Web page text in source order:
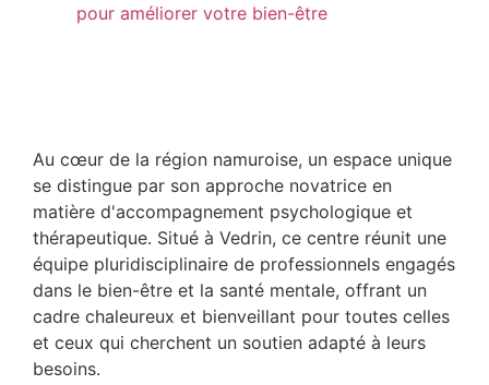
Au cœur de la région namuroise, un espace unique
se distingue par son approche novatrice en
matière d'accompagnement psychologique et
thérapeutique. Situé à Vedrin, ce centre réunit une
équipe pluridisciplinaire de professionnels engagés
dans le bien-être et la santé mentale, offrant un
cadre chaleureux et bienveillant pour toutes celles
et ceux qui cherchent un soutien adapté à leurs
besoins.
pour améliorer votre bien-être